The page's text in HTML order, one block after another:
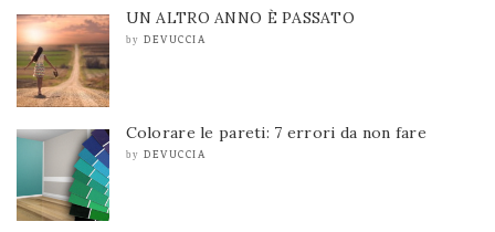
UN ALTRO ANNO È PASSATO
by DEVUCCIA
Colorare le pareti: 7 errori da non fare
by DEVUCCIA